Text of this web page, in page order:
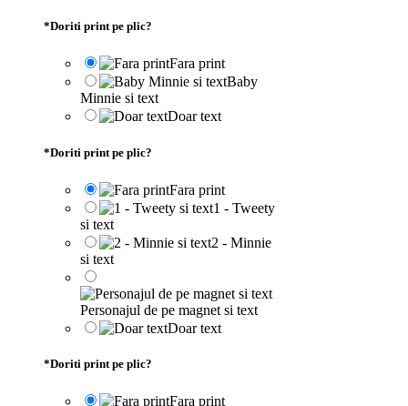
*Doriti print pe plic?
Fara print
Baby
Minnie si text
Doar text
*Doriti print pe plic?
Fara print
1 - Tweety
si text
2 - Minnie
si text
Personajul de pe magnet si text
Doar text
*Doriti print pe plic?
Fara print